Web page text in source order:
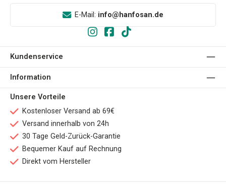
E-Mail: info@hanfosan.de
Kundenservice
Information
Unsere Vorteile
Kostenloser Versand ab 69€
Versand innerhalb von 24h
30 Tage Geld-Zurück-Garantie
Bequemer Kauf auf Rechnung
Direkt vom Hersteller